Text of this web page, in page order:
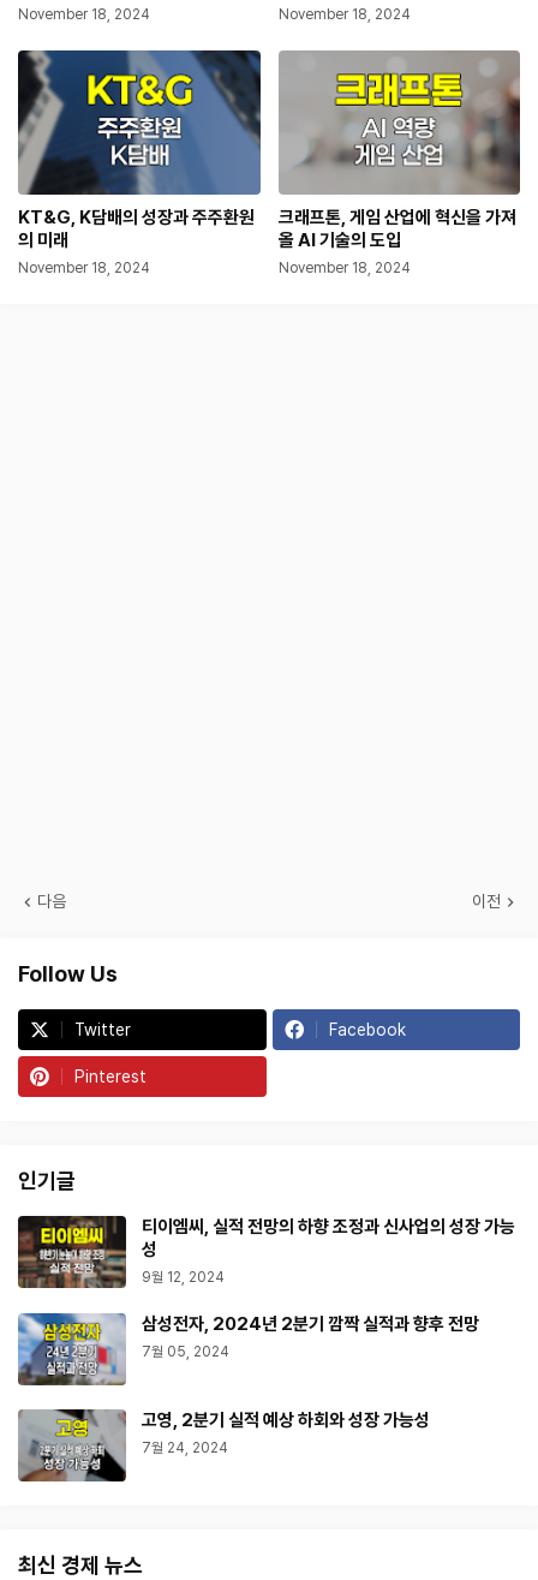
November 18, 2024 November 18, 2024
KT&G, K담배의 성장과 주주환원
의 미래
November 18, 2024
크래프톤, 게임 산업에 혁신을 가져
올 AI 기술의 도입
November 18, 2024
다음 이전
Follow Us
Twitter Facebook
Pinterest
인기글
티이엠씨, 실적 전망의 하향 조정과 신사업의 성장 가능
성
9월 12, 2024
삼성전자, 2024년 2분기 깜짝 실적과 향후 전망
7월 05, 2024
고영, 2분기 실적 예상 하회와 성장 가능성
7월 24, 2024
최신 경제 뉴스